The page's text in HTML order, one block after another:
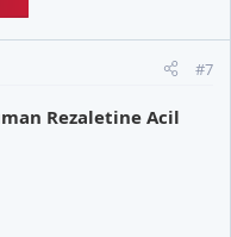
#7
Rezaletine Acil